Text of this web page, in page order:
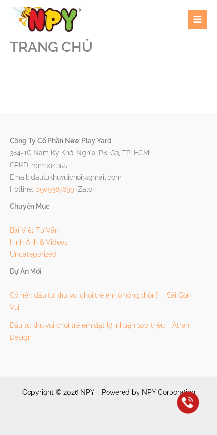
dungTRANG CHỦ
Công Ty Cổ Phần New Play Yard
384-1C Nam Kỳ Khởi Nghĩa, P8, Q3, TP. HCM
GPKD: 0311934355
Email: dautukhuvuichoi@gmail.com
Hotline: 0909387699 (Zalo)
Chuyên Mục
Bài Viết Tư Vấn
Hình Ảnh & Videos
Uncategorized
Dự Án Mới
Có nên đầu tư khu vui chơi trẻ em ở nông thôn? – Sài Gòn
Vui
Đầu tư khu vui chơi trẻ em đạt lợi nhuận 100 triệu – Atrahi
Design
Copyright © 2026 NPY | Powered by NPY Corporation